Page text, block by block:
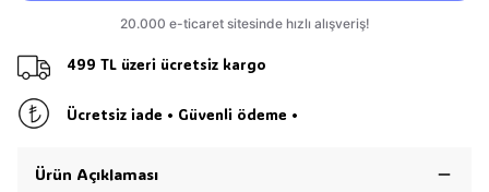
499 TL üzeri ücretsiz kargo
Ücretsiz iade • Güvenli ödeme •
Ürün Açıklaması